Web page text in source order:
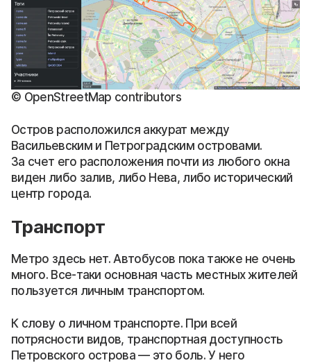
© OpenStreetMap contributors
Остров расположился аккурат между
Васильевским и Петроградским островами.
За счет его расположения почти из любого окна
виден либо залив, либо Нева, либо исторический
центр города.
Транспорт
Метро здесь нет. Автобусов пока также не очень
много. Все-таки основная часть местных жителей
пользуется личным транспортом.
К слову о личном транспорте. При всей
потрясности видов, транспортная доступность
Петровского острова — это боль. У него